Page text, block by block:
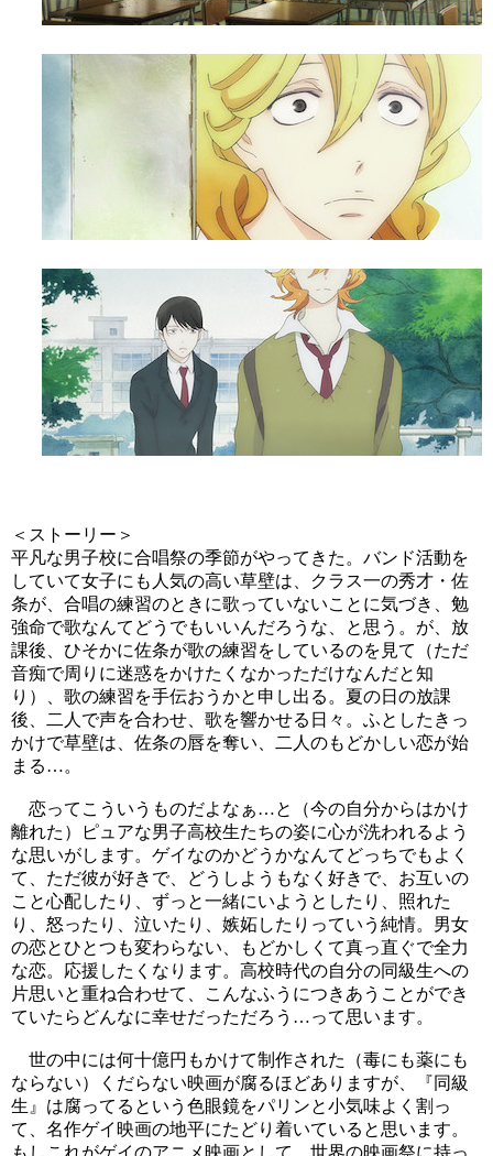
＜ストーリー＞
平凡な男子校に合唱祭の季節がやってきた。バンド活動を
していて女子にも人気の高い草壁は、クラス一の秀才・佐
条が、合唱の練習のときに歌っていないことに気づき、勉
強命で歌なんてどうでもいいんだろうな、と思う。が、放
課後、ひそかに佐条が歌の練習をしているのを見て（ただ
音痴で周りに迷惑をかけたくなかっただけなんだと知
り）、歌の練習を手伝おうかと申し出る。夏の日の放課
後、二人で声を合わせ、歌を響かせる日々。ふとしたきっ
かけで草壁は、佐条の唇を奪い、二人のもどかしい恋が始
まる…。
恋ってこういうものだよなぁ…と（今の自分からはかけ
離れた）ピュアな男子高校生たちの姿に心が洗われるよう
な思いがします。ゲイなのかどうかなんてどっちでもよく
て、ただ彼が好きで、どうしようもなく好きで、お互いの
こと心配したり、ずっと一緒にいようとしたり、照れた
り、怒ったり、泣いたり、嫉妬したりっていう純情。男女
の恋とひとつも変わらない、もどかしくて真っ直ぐで全力
な恋。応援したくなります。高校時代の自分の同級生への
片思いと重ね合わせて、こんなふうにつきあうことができ
ていたらどんなに幸せだっただろう…って思います。
世の中には何十億円もかけて制作された（毒にも薬にも
ならない）くだらない映画が腐るほどありますが、『同級
生』は腐ってるという色眼鏡をパリンと小気味よく割っ
て、名作ゲイ映画の地平にたどり着いていると思います。
もしこれがゲイのアニメ映画として、世界の映画祭に持っ